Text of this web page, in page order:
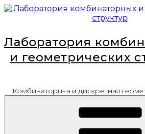
Перейти
Лаборатория
и геометрических
Комбинаторика и дискретная